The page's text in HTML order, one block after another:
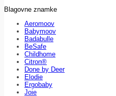
Blagovne znamke
Aeromoov
Babymoov
Badabulle
BeSafe
Childhome
Citron®
Done by Deer
Elodie
Ergobaby
Joie